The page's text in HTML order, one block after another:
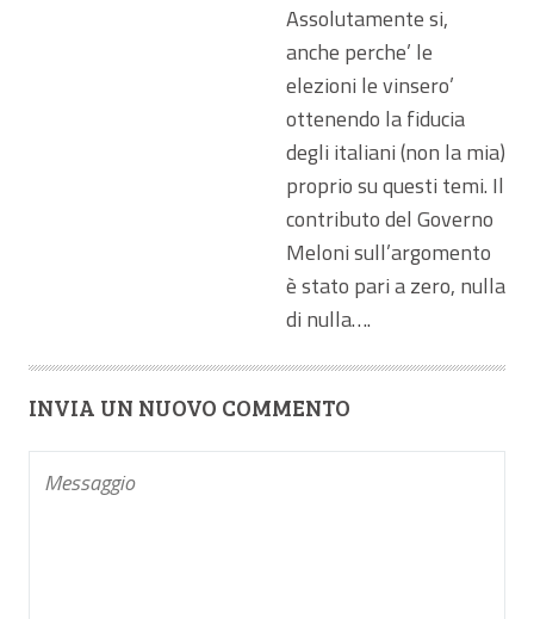
Assolutamente si,
anche perche’ le
elezioni le vinsero’
ottenendo la fiducia
degli italiani (non la mia)
proprio su questi temi. Il
contributo del Governo
Meloni sull’argomento
è stato pari a zero, nulla
di nulla….
INVIA UN NUOVO COMMENTO